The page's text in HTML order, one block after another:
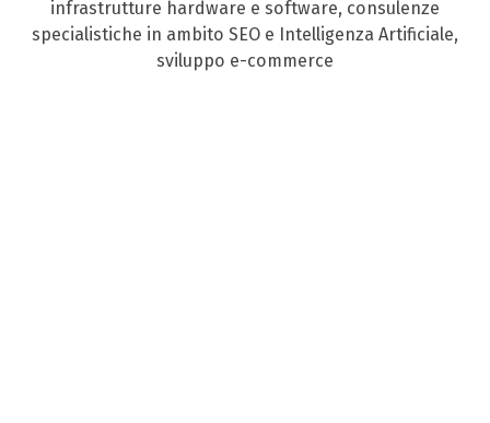
infrastrutture hardware e software, consulenze
specialistiche in ambito SEO e Intelligenza Artificiale,
sviluppo e-commerce